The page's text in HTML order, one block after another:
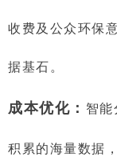
收费及公众环保
据基石。
成本优化： 智
积累的海量数据